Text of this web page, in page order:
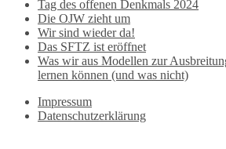
Tag des offenen Denkmals 2024
Die OJW zieht um
Wir sind wieder da!
Das SFTZ ist eröffnet
Was wir aus Modellen zur
lernen können (und was nicht)
Impressum
Datenschutzerklärung